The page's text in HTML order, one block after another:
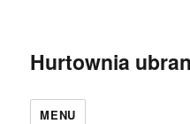
Hurtownia
MENU